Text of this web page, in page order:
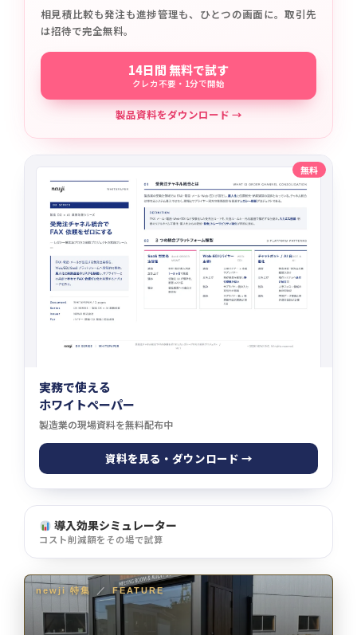
相見積比較も発注も進捗管理も、ひとつの画面に。取引先
は招待で完全無料。
14日間 無料で試す
クレカ不要・1分で開始
製品資料をダウンロード →
無料
実務で使える
ホワイトペーパー
製造業の現場資料を無料配布中
資料を見る・ダウンロード →
導入効果シミュレーター
コスト削減額をその場で試算
newji 特集 ／ FEATURE